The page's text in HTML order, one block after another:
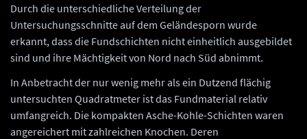
Durch die unterschiedliche Verteilung der
Untersuchungsschnitte auf dem Geländesporn wurde
erkannt, dass die Fundschichten nicht einheitlich ausgebildet
sind und ihre Mächtigkeit von Nord nach Süd abnimmt.
In Anbetracht der nur wenig mehr als ein Dutzend flächig
untersuchten Quadratmeter ist das Fundmaterial relativ
umfangreich. Die kompakten Asche-Kohle-Schichten waren
angereichert mit zahlreichen Knochen. Deren